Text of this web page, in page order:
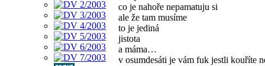
co je nahoře nepamatuju si
ale že tam musíme
to je jediná
jistota
a máma…
v osumdesáti je vám fuk jestli kouříte